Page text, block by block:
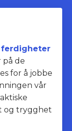
ferdigheter
på de
for å jobbe
vår
og trygghet